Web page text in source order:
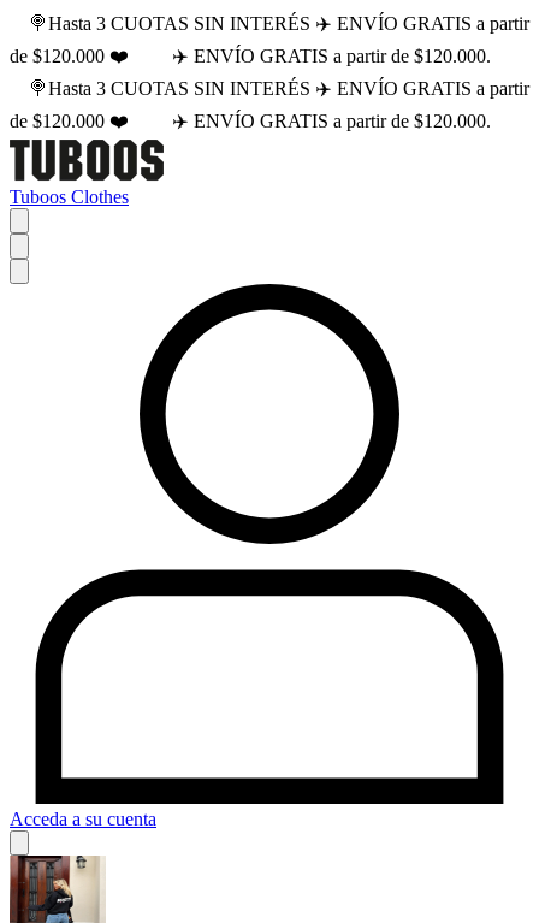
🍭Hasta 3 CUOTAS SIN INTERÉS ✈️ ENVÍO GRATIS a partir
de $120.000 ❤️
✈️ ENVÍO GRATIS a partir de $120.000.
🍭Hasta 3 CUOTAS SIN INTERÉS ✈️ ENVÍO GRATIS a partir
de $120.000 ❤️
✈️ ENVÍO GRATIS a partir de $120.000.
Tuboos Clothes
Acceda a su cuenta